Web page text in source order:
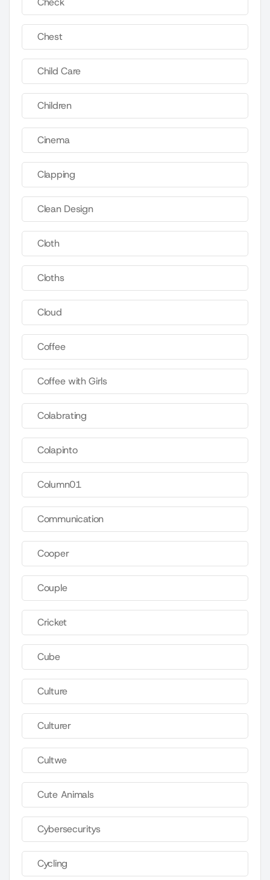
Chest
Child Care
Children
Cinema
Clapping
Clean Design
Cloth
Cloths
Cloud
Coffee
Coffee with Girls
Colabrating
Colapinto
Column01
Communication
Cooper
Couple
Cricket
Cube
Culture
Culturer
Cultwe
Cute Animals
Cybersecuritys
Cycling